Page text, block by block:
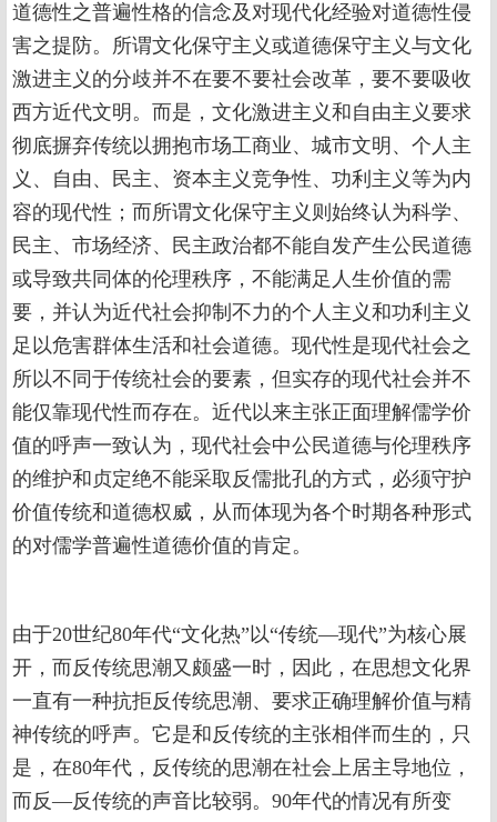
道德性之普遍性格的信念及对现代化经验对道德性侵
害之提防。所谓文化保守主义或道德保守主义与文化
激进主义的分歧并不在要不要社会改革，要不要吸收
西方近代文明。而是，文化激进主义和自由主义要求
彻底摒弃传统以拥抱市场工商业、城市文明、个人主
义、自由、民主、资本主义竞争性、功利主义等为内
容的现代性；而所谓文化保守主义则始终认为科学、
民主、市场经济、民主政治都不能自发产生公民道德
或导致共同体的伦理秩序，不能满足人生价值的需
要，并认为近代社会抑制不力的个人主义和功利主义
足以危害群体生活和社会道德。现代性是现代社会之
所以不同于传统社会的要素，但实存的现代社会并不
能仅靠现代性而存在。近代以来主张正面理解儒学价
值的呼声一致认为，现代社会中公民道德与伦理秩序
的维护和贞定绝不能采取反儒批孔的方式，必须守护
价值传统和道德权威，从而体现为各个时期各种形式
的对儒学普遍性道德价值的肯定。
由于20世纪80年代“文化热”以“传统—现代”为核心展
开，而反传统思潮又颇盛一时，因此，在思想文化界
一直有一种抗拒反传统思潮、要求正确理解价值与精
神传统的呼声。它是和反传统的主张相伴而生的，只
是，在80年代，反传统的思潮在社会上居主导地位，
而反—反传统的声音比较弱。90年代的情况有所变